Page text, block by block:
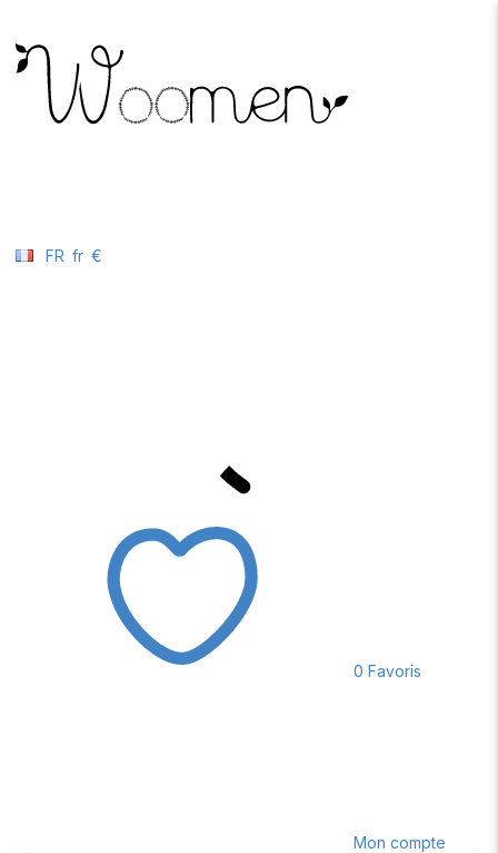
FR fr €
0 Favoris
Mon compte